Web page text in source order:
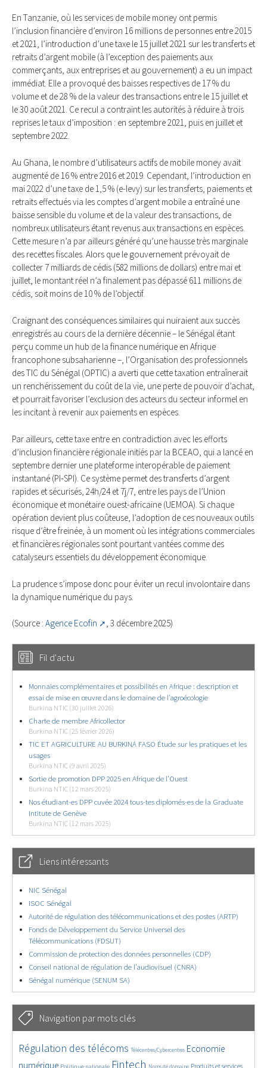
En Tanzanie, où les services de mobile money ont permis
l’inclusion financière d’environ 16 millions de personnes entre 2015
et 2021, l’introduction d’une taxe le 15 juillet 2021 sur les transferts et
retraits d’argent mobile (à l’exception des paiements aux
commerçants, aux entreprises et au gouvernement) a eu un impact
immédiat. Elle a provoqué des baisses respectives de 17 % du
volume et de 28 % de la valeur des transactions entre le 15 juillet et
le 30 août 2021. Ce recul a contraint les autorités à réduire à trois
reprises le taux d’imposition : en septembre 2021, puis en juillet et
septembre 2022.
Au Ghana, le nombre d’utilisateurs actifs de mobile money avait
augmenté de 16 % entre 2016 et 2019. Cependant, l’introduction en
mai 2022 d’une taxe de 1,5 % (e-levy) sur les transferts, paiements et
retraits effectués via les comptes d’argent mobile a entraîné une
baisse sensible du volume et de la valeur des transactions, de
nombreux utilisateurs étant revenus aux transactions en espèces.
Cette mesure n’a par ailleurs généré qu’une hausse très marginale
des recettes fiscales. Alors que le gouvernement prévoyait de
collecter 7 milliards de cédis (582 millions de dollars) entre mai et
juillet, le montant réel n’a finalement pas dépassé 611 millions de
cédis, soit moins de 10 % de l’objectif.
Craignant des conséquences similaires qui nuiraient aux succès
enregistrés au cours de la dernière décennie – le Sénégal étant
perçu comme un hub de la finance numérique en Afrique
francophone subsaharienne –, l’Organisation des professionnels
des TIC du Sénégal (OPTIC) a averti que cette taxation entraînerait
un renchérissement du coût de la vie, une perte de pouvoir d’achat,
et pourrait favoriser l’exclusion des acteurs du secteur informel en
les incitant à revenir aux paiements en espèces.
Par ailleurs, cette taxe entre en contradiction avec les efforts
d’inclusion financière régionale initiés par la BCEAO, qui a lancé en
septembre dernier une plateforme interopérable de paiement
instantané (PI-SPI). Ce système permet des transferts d’argent
rapides et sécurisés, 24h/24 et 7j/7, entre les pays de l’Union
économique et monétaire ouest-africaine (UEMOA). Si chaque
opération devient plus coûteuse, l’adoption de ces nouveaux outils
risque d’être freinée, à un moment où les intégrations commerciales
et financières régionales sont pourtant vantées comme des
catalyseurs essentiels du développement économique.
La prudence s’impose donc pour éviter un recul involontaire dans
la dynamique numérique du pays.
(Source : Agence Ecofin , 3 décembre 2025)
Fil d'actu
Monnaies complémentaires et possibilités en Afrique : description et
essai de mise en œuvre dans le domaine de l’agroécologie
Burkina NTIC (30 juillet 2026)
Charte de membre Africollector
Burkina NTIC (25 février 2026)
TIC ET AGRICULTURE AU BURKINA FASO Étude sur les pratiques et les
usages
Burkina NTIC (9 avril 2025)
Sortie de promotion DPP 2025 en Afrique de l’Ouest
Burkina NTIC (12 mars 2025)
Nos étudiant-es DPP cuvée 2024 tous-tes diplomés-es de la Graduate
Intitute de Genève
Burkina NTIC (12 mars 2025)
Liens intéressants
NIC Sénégal
ISOC Sénégal
Autorité de régulation des télécommunications et des postes (ARTP)
Fonds de Développement du Service Universel des
Télécommunications (FDSUT)
Commission de protection des données personnelles (CDP)
Conseil national de régulation de l’audiovisuel (CNRA)
Sénégal numérique (SENUM SA)
Navigation par mots clés
4631/5576
Régulation des télécoms
346/5576 Télécentres/Cybercentres
3697/5576
Economie
numérique
1837/5576
5183/5576 Fintech
681/5576 Noms de domaine
2412/5576
1558/5576